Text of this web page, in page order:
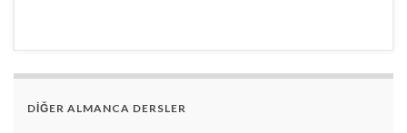
DİĞER ALMANCA DERSLER